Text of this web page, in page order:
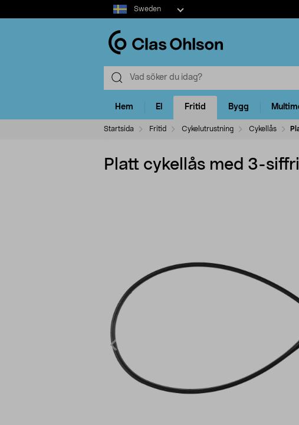
Select
market
Sweden
Hem El Fritid Bygg
Startsida Fritid Cykelutrustning Cykellås
Platt cykellås med 3-